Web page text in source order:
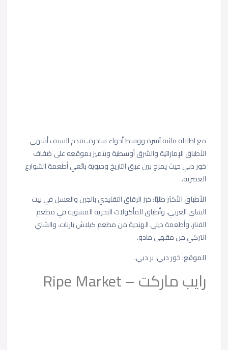
مع اطلالة مائية آسرة ووسط أجواء ساحرة، يقدم السيف أشهى
الأطباق الإماراتية والشرق أوسطية ويتميز بموقعه على ضفاف
خور دبي حيث يمزج بين عبق التاريخ وحيوية بائعي أطعمة الشوارع
العصرية.
الأطباق الأكثر طلبًا:خبز الرقاق التقليدي بالجبن والعسل في بيت
الشاي العربي، وأطباق المأكولات البحرية المشوية في مطعم
الفنار، وأطعمة ديلي الهندية من مطعم كيلاش باربات، والشاي
التركي من مقهى مادو.
الموقع:خور دبي، بر دبي.
رايب ماركت – Ripe Market